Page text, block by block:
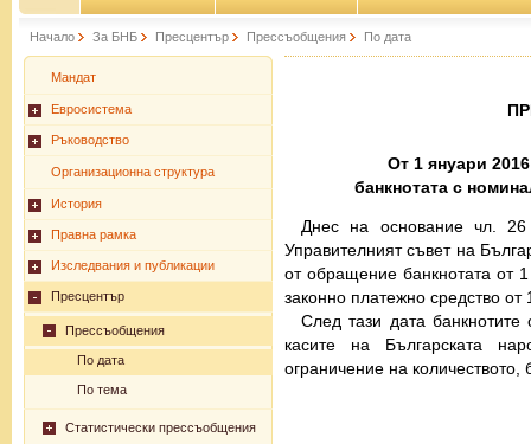
Начало За БНБ Пресцентър Прессъобщения По дата
Мандат
Евросистема
Ръководство
Организационна структура
История
Правна рамка
Изследвания и публикации
Пресцентър
Прессъобщения
По дата
По тема
Статистически прессъобщения
От 1 януари
банкнотата с
Днес на основание чл. 26
Управителният съвет на
от обращение банкнотата от
законно платежно средство от
След тази дата
касите на Българската
ограничение на количеството,